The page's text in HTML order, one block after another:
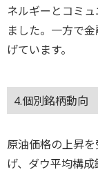
ネルギーとコミ
ました。一方で
げています。
4.個別銘柄動向
原油価格の上昇
げ、ダウ平均構